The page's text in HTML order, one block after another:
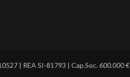
| REA SI-81793 | Cap.Soc. 600.000 €